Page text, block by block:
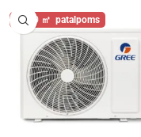
60